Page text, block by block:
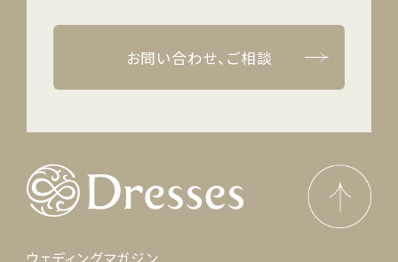
お問い合わせ、ご相談
ウェディングマガジン